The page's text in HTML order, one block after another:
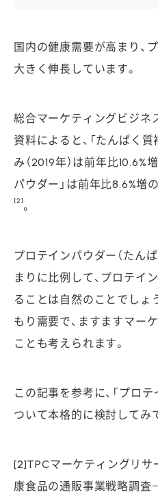
国内の健康需要が高まり、
大きく伸長しています。
総合マーケティングビジネ
資料によると、「たんぱく
み（2019年）は前年比10.6%
パウダー」は前年比8.6%増
[2]。
プロテインパウダー（たん
まりに比例して、プロテイ
ることは自然のことでしょ
もり需要で、ますますマー
ことも考えられます。
この記事を参考に、「プロ
ついて本格的に検討してみ
[2]TPCマーケティングリ
康食品の通販事業戦略調